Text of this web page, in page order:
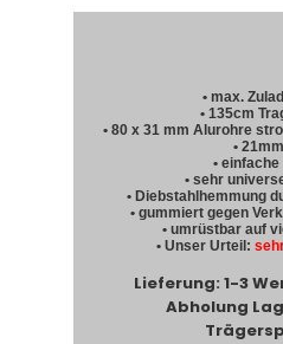
• max.
• 135cm
• 80 x 31 mm Alurohre
•
•
• sehr
• Diebstahlhemmung
• gummiert gegen
• umrüstbar auf
• Unser Urteil:
Lieferung: 1-3
Abholung